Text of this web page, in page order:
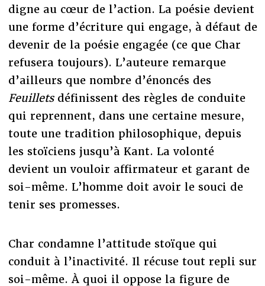
digne au cœur de l’action. La poésie devient
une forme d’écriture qui engage, à défaut de
devenir de la poésie engagée (ce que Char
refusera toujours). L’auteure remarque
d’ailleurs que nombre d’énoncés des
Feuilletsdéfinissent des règles de conduite
qui reprennent, dans une certaine mesure,
toute une tradition philosophique, depuis
les stoïciens jusqu’à Kant. La volonté
devient un vouloir affirmateur et garant de
soi-même. L’homme doit avoir le souci de
tenir ses promesses.
Char condamne l’attitude stoïque qui
conduit à l’inactivité. Il récuse tout repli sur
soi-même. À quoi il oppose la figure de